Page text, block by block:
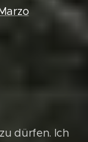
dürfen. Ich